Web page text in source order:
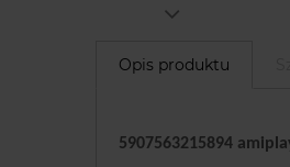
Opis produktu
5907563215894